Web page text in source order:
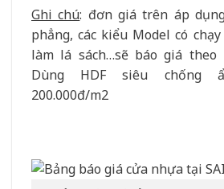
Ghi chú: đơn giá trên áp
phẳng, các kiểu Model có
làm lá sách…sẽ báo giá theo
Dùng HDF siêu chống
200.000đ/m2